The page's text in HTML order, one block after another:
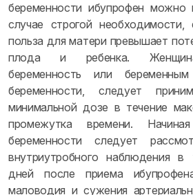
беременности ибупрофен можно
случае строгой необходимости,
польза для матери превышает
плода и ребенка.
беременность или
беременности, следует
минимальной дозе в течение
промежутка времени.
беременности следует
внутриутробного наблюдения в
дней после приема
маловодия и сужения